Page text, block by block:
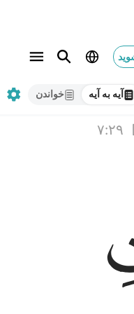
آیه به آیه خواندن
۷:۲۹